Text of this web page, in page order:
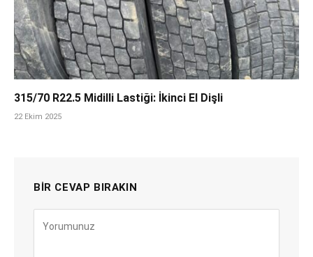
315/70 R22.5 Midilli Lastiği: İkinci El Dişli
22 Ekim 2025
BIR CEVAP BIRAKIN